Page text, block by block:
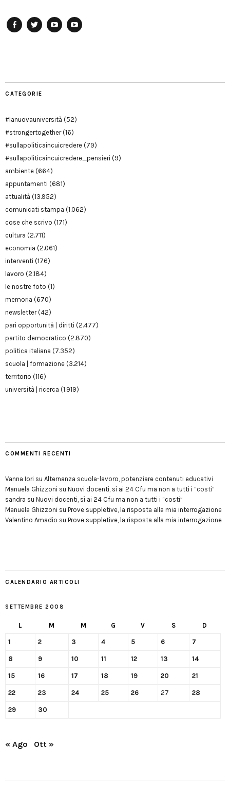
CATEGORIE
#lanuovauniversità (52)
#strongertogether(16)
#sullapoliticaincuicredere (79)
#sullapoliticaincuicredere_pensieri (9)
ambiente (664)
appuntamenti (681)
attualità (13.952)
comunicati stampa (1.062)
cose che scrivo (171)
cultura (2.711)
economia (2.061)
interventi (176)
lavoro (2.184)
le nostre foto (1)
memoria (670)
newsletter(42)
pari opportunità | diritti (2.477)
partito democratico (2.870)
politica italiana (7.352)
scuola | formazione (3.214)
territorio (116)
università | ricerca (1.919)
COMMENTI RECENTI
Vanna Iori su Alternanza scuola-lavoro, potenziare contenuti educativi
Manuela Ghizzoni su Nuovi docenti, sì ai 24 Cfu ma non a tutti i “costi”
sandra su Nuovi docenti, sì ai 24 Cfu ma non a tutti i “costi”
Manuela Ghizzoni su Prove suppletive, la risposta alla mia interrogazione
Valentino Amadio su Prove suppletive, la risposta alla mia interrogazione
CALENDARIO ARTICOLI
SETTEMBRE 2008
L M M G V S D
1 2 3 4 5 6 7
8 9 10 11 12 13 14
15 16 17 18 19 20 21
22 23 24 25 26 27 28
29 30
« Ago Ott »